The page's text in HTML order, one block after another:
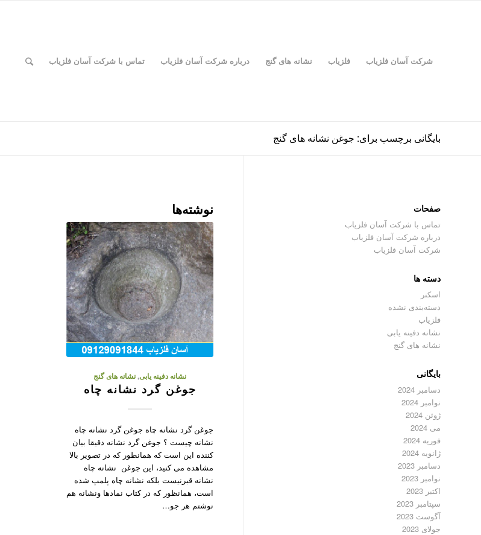
شرکت آسان فلزیاب فلزیاب نشانه های گنج درباره شرکت آسان فلزیاب تماس با شرکت آسان فلزیاب
بایگانی برچسب برای: جوغن نشانه های گنج
نوشته‌ها
نشانه دفینه یابی,نشانه های گنج
جوغن گرد نشانه چاه
جوغن گرد نشانه چاه جوغن گرد نشانه چاه
نشانه چیست ؟ جوغن گرد نشانه دقیقا بیان
کننده این است که همانطور که در تصویر بالا
مشاهده می کنید، این جوغن نشانه چاه
نشانه قبرنیست بلکه نشانه چاه پلمپ شده
است، همانظور که در کتاب نمادها ونشانه هم
نوشتم هر جو…
صفحات
تماس با شرکت آسان فلزیاب
درباره شرکت آسان فلزیاب
شرکت آسان فلزیاب
دسته ها
اسکنر
دسته‌بندی نشده
فلزیاب
نشانه دفینه یابی
نشانه های گنج
بایگانی
دسامبر 2024
نوامبر 2024
ژوئن 2024
می 2024
فوریه 2024
ژانویه 2024
دسامبر 2023
نوامبر 2023
اکتبر 2023
سپتامبر 2023
آگوست 2023
جولای 2023